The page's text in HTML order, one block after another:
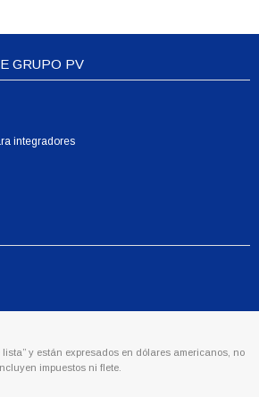
GRUPO PV
integradores
lista” y están expresados en dólares americanos, no
impuestos ni flete.